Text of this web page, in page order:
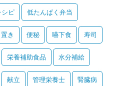
シピ 低たんぱく弁当
き 便秘 嚥下食 寿司
栄養補助食品 水分補給
献立 管理栄養士 腎臓病